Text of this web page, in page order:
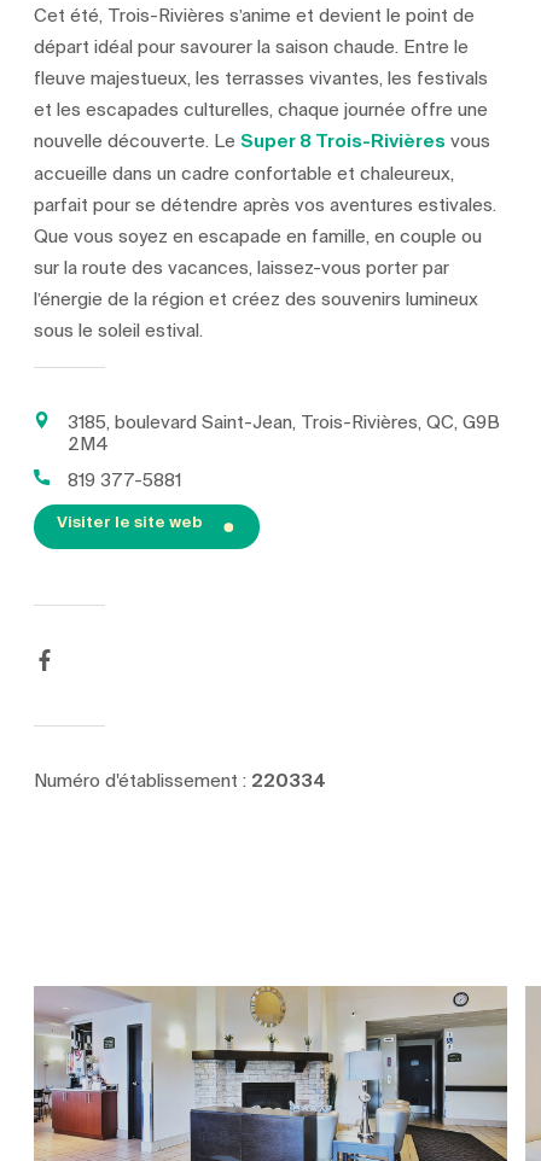
Cet été, Trois-Rivières s’anime et devient le point de
départ idéal pour savourer la saison chaude. Entre le
fleuve majestueux, les terrasses vivantes, les festivals
et les escapades culturelles, chaque journée offre une
nouvelle découverte. LeSuper 8 Trois-Rivières vous
accueille dans un cadre confortable et chaleureux,
parfait pour se détendre après vos aventures estivales.
Que vous soyez en escapade en famille, en couple ou
sur la route des vacances, laissez-vous porter par
l’énergie de la région et créez des souvenirs lumineux
sous le soleil estival.
3185, boulevard Saint-Jean, Trois-Rivières, QC, G9B
2M4
819 377-5881
Visiter le site web
Numéro d'établissement : 220334